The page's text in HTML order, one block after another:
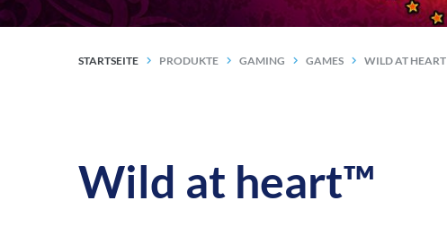
STARTSEITE PRODUKTE GAMING GAMES WILD AT HEART
Wild at heart™